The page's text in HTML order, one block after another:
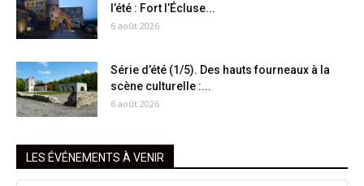
l’été : Fort l’Écluse...
6 août 2026
Série d’été (1/5). Des hauts fourneaux à la
scène culturelle :...
6 août 2026
LES ÉVÉNEMENTS À VENIR